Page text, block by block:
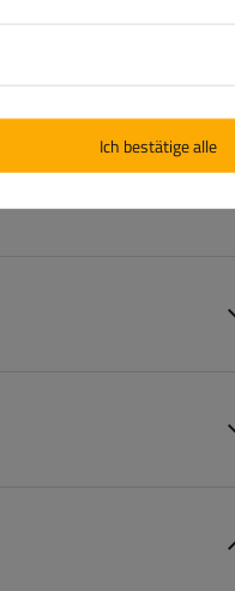
Ich bestätige alle